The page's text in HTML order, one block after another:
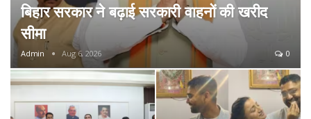
बिहार सरकार ने बढ़ाई सरकारी वाहनों की खरीद
सीमा
Admin Aug 6, 2026 0